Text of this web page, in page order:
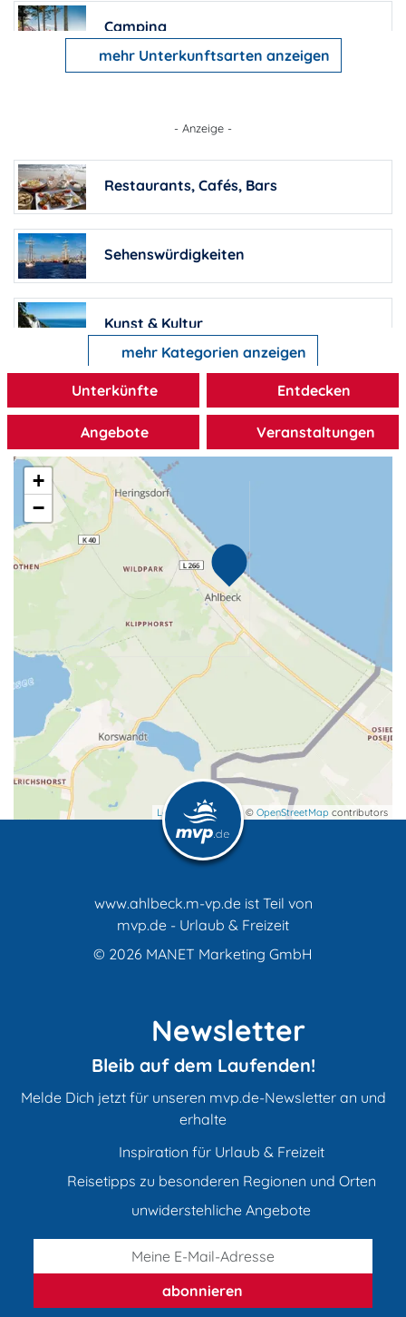
Camping
Ferienhäuser
Barrierefreie Unterkünfte
Bauernhöfe
Familienferienstätten
Familienfreundliche Unterkünfte
Ferienhöfe
Ferienparks
Ferienwohnungen & Ferienhäuser
Gruppenunterkünfte
Gutshöfe
Hausboote
Herrenhäuser
Hotels & Pensionen
Jugendherbergen, Hostels
Schlosshotels
mehr Unterkunftsarten anzeigen
- Anzeige -
Restaurants, Cafés, Bars
Sehenswürdigkeiten
Kunst & Kultur
Freizeit & Sport
Wellness
Shopping
alles entdecken
mehr Kategorien anzeigen
Unterkünfte Entdecken
Angebote Veranstaltungen
+
−
Leaflet | map data © OpenStreetMap contributors
www.ahlbeck.m-vp.de ist Teil von
mvp.de - Urlaub & Freizeit
© 2026 MANET Marketing GmbH
Newsletter
Bleib auf dem Laufenden!
Melde Dich jetzt für unseren mvp.de-Newsletter an und
erhalte
Inspiration für Urlaub & Freizeit
Reisetipps zu besonderen Regionen und Orten
unwiderstehliche Angebote
abonnieren